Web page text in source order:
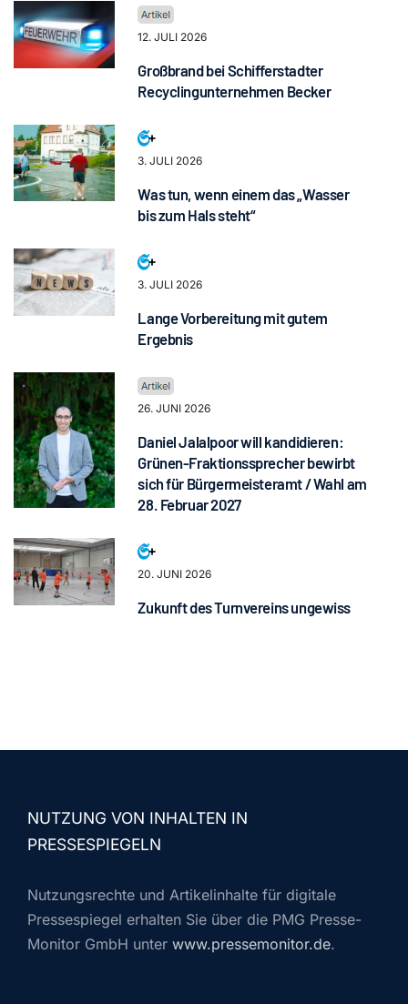
12. JULI 2026
Großbrand bei Schifferstadter
Recyclingunternehmen Becker
3. JULI 2026
Was tun, wenn einem das „Wasser
bis zum Hals steht“
3. JULI 2026
Lange Vorbereitung mit gutem
Ergebnis
26. JUNI 2026
Daniel Jalalpoor will kandidieren:
Grünen-Fraktionssprecher bewirbt
sich für Bürgermeisteramt / Wahl am
28. Februar 2027
20. JUNI 2026
Zukunft des Turnvereins ungewiss
NUTZUNG VON INHALTEN IN
PRESSESPIEGELN
Nutzungsrechte und Artikelinhalte für digitale
Pressespiegel erhalten Sie über die PMG Presse-
Monitor GmbH unter www.pressemonitor.de.